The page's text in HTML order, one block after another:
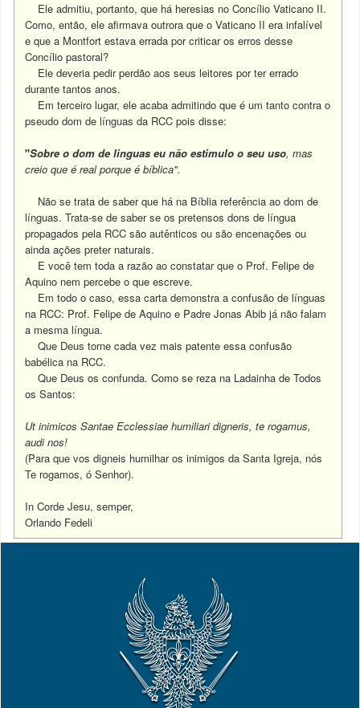
Ele admitiu, portanto, que há heresias no Concílio Vaticano II.
Como, então, ele afirmava outrora que o Vaticano II era infalível
e que a Montfort estava errada por criticar os erros desse
Concílio pastoral?
Ele deveria pedir perdão aos seus leitores por ter errado
durante tantos anos.
Em terceiro lugar, ele acaba admitindo que é um tanto contra o
pseudo dom de línguas da RCC pois disse:
"Sobre o dom de linguas eu não estimulo o seu uso, mas
creio que é real porque é bíblica".
Não se trata de saber que há na Bíblia referência ao dom de
línguas. Trata-se de saber se os pretensos dons de língua
propagados pela RCC são autênticos ou são encenações ou
ainda ações preter naturais.
E você tem toda a razão ao constatar que o Prof. Felipe de
Aquino nem percebe o que escreve.
Em todo o caso, essa carta demonstra a confusão de línguas
na RCC: Prof. Felipe de Aquino e Padre Jonas Abib já não falam
a mesma língua.
Que Deus torne cada vez mais patente essa confusão
babélica na RCC.
Que Deus os confunda. Como se reza na Ladainha de Todos
os Santos:
Ut inimicos Santae Ecclessiae humiliari digneris, te rogamus,
audi nos!
(Para que vos digneis humilhar os inimigos da Santa Igreja, nós
Te rogamos, ó Senhor).
In Corde Jesu, semper,
Orlando Fedeli